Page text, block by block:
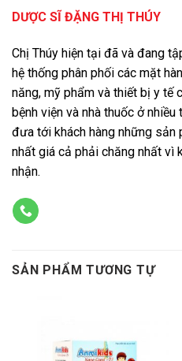
DƯỢC SĨ ĐẶNG THỊ THÚY
Chị Thúy hiện tại đã và đang
hệ thống phân phối các mặt
năng, mỹ phẩm và thiết bị y tế
bệnh viện và nhà thuốc ở
đưa tới khách hàng những
nhất giá cả phải chăng nhất vì
nhận.
SẢN PHẨM TƯƠNG TỰ